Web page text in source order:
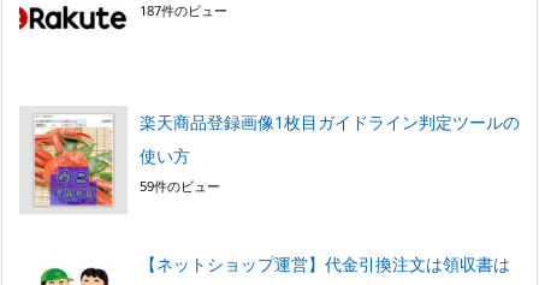
187件のビュー
楽天商品登録画像1枚目ガイドライン判定ツールの
使い方
59件のビュー
【ネットショップ運営】代金引換注文は領収書は